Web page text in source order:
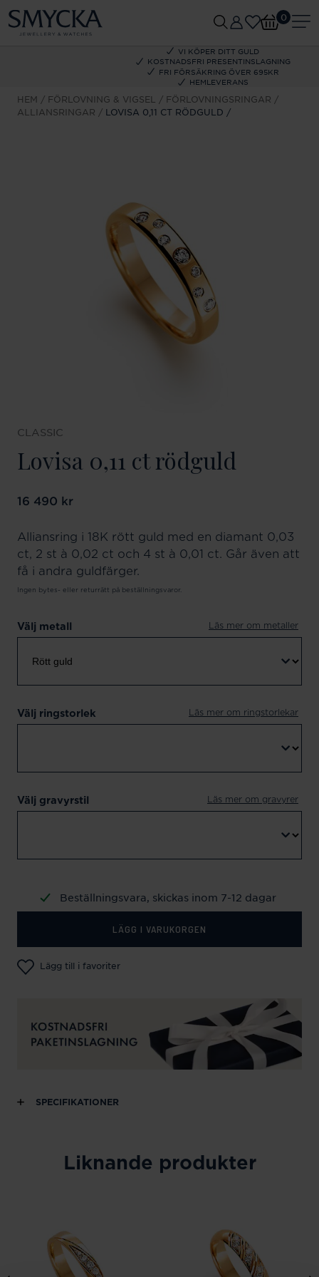
VI KÖPER DITT GULD
KOSTNADSFRI PRESENTINSLAGNING
FRI FÖRSÄKRING ÖVER 695KR
HEMLEVERANS
0
HEM FÖRLOVNING & VIGSEL
FÖRLOVNINGSRINGAR
ALLIANSRINGAR
LOVISA 0,11 CT RÖDGULD
CLASSIC
Lovisa 0,11 ct rödguld
Pris:16 490 kr
16 490 kr
Alliansring i 18K rött guld med en diamant 0,03
ct, 2 st à 0,02 ct och 4 st à 0,01 ct. Går även att
få i andra guldfärger.
Ingen bytes- eller returrätt på beställningsvaror.
Välj metall Läs mer om metaller
Välj ringstorlek Läs mer om ringstorlekar
Välj gravyrstil Läs mer om gravyrer
Beställningsvara, skickas inom 7-12 dagar
LÄGG I VARUKORGEN
Lägg till i favoriter
SPECIFIKATIONER
Liknande produkter